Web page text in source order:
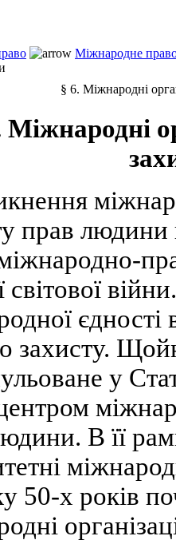
Міжнародне
§ 6. Міжнародні
Міжнародні
прав людини
світової
єдності
захисту.
у
В її
50-х років